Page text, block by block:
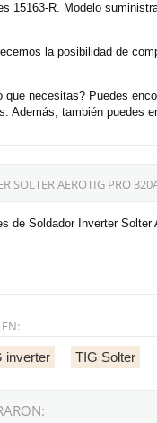
15163-R. Modelo
la posibilidad de
necesitas? Puedes
Además, también puedes
SOLTER AEROTIG PRO
de Soldador Inverter
inverter TIG Solter